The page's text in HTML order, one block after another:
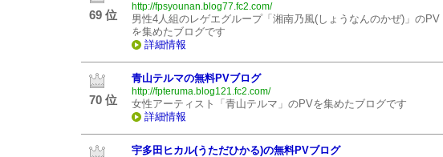
69 位
http://fpsyounan.blog77.fc2.com/
男性4人組のレゲエグループ「湘南乃風(しょうなんのかぜ)」のPV
を集めたブログです
詳細情報
70 位
青山テルマの無料PVブログ
http://fpteruma.blog121.fc2.com/
女性アーティスト「青山テルマ」のPVを集めたブログです
詳細情報
宇多田ヒカル(うただひかる)の無料PVブログ